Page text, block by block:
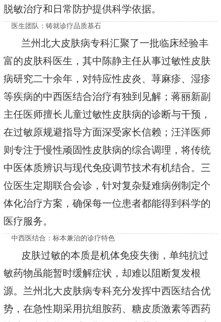
脱敏治疗和日常防护提供科学依据。
医生团队：铸就诊疗品质基石
兰州北大皮肤病专科汇聚了一批临床经验丰
富的皮肤科医生，其中陈静主任从事过敏性皮肤
病研究二十余年，对特应性皮炎、荨麻疹、湿疹
等疾病的中西医结合治疗有独到见解；蒋丽新副
主任医师擅长儿童过敏性皮肤病的诊断与干预，
在过敏原规避指导方面深受家长信赖；汪洋医师
则专注于慢性顽固性皮肤病的综合调理，将传统
中医体质辨识与现代免疫调节技术有机结合。三
位医生定期联合会诊，针对复杂疑难病例制定个
体化治疗方案，确保每一位患者都能得到科学的
医疗服务。
中西医结合：标本兼治的诊疗特色
皮肤过敏的本质是机体免疫失衡，单纯抗过
敏药物虽能暂时缓解症状，却难以阻断复发根
源。兰州北大皮肤病专科充分发挥中西医结合优
势，在急性期采用抗组胺药、糖皮质激素等西药